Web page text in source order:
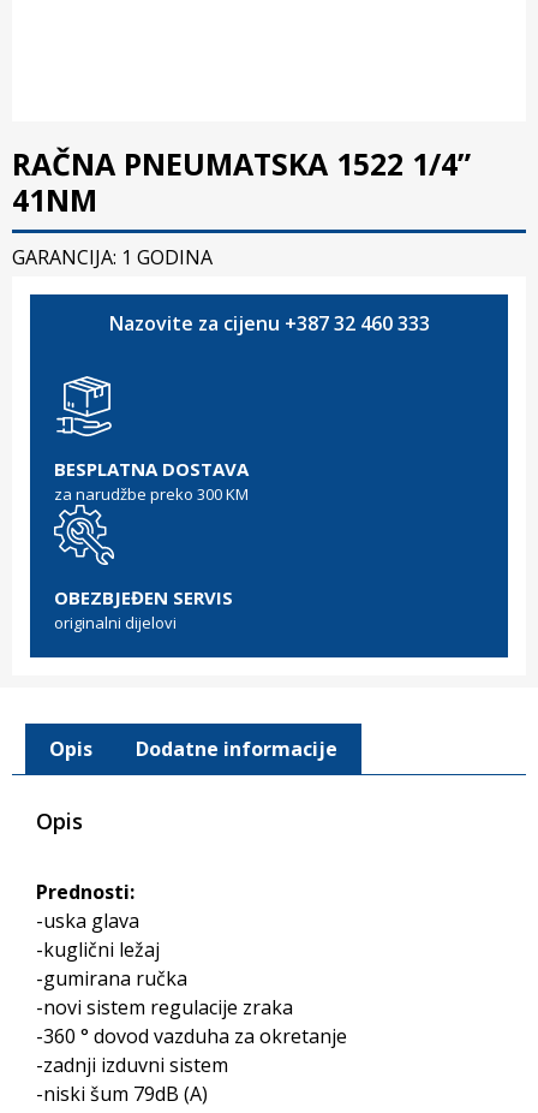
RAČNA PNEUMATSKA 1522 1/4”
41NM
GARANCIJA: 1 GODINA
Nazovite za cijenu +387 32 460 333
BESPLATNA DOSTAVA
za narudžbe preko 300 KM
OBEZBJEĐEN SERVIS
originalni dijelovi
Opis Dodatne informacije
Opis
Prednosti:
-uska glava
-kuglični ležaj
-gumirana ručka
-novi sistem regulacije zraka
-360 ° dovod vazduha za okretanje
-zadnji izduvni sistem
-niski šum 79dB (A)